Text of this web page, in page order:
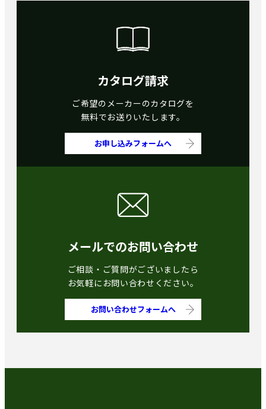
カタログ請求
ご希望のメーカーのカタログを
無料でお送りいたします。
お申し込みフォームへ
メールでのお問い合わせ
ご相談・ご質問がございましたら
お気軽にお問い合わせください。
お問い合わせフォームへ